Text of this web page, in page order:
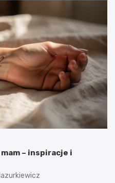
– inspiracje i